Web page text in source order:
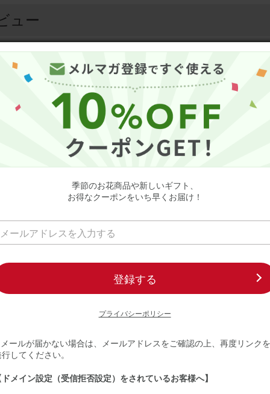
ュー
4.5
色合いが可愛いくて可憐な雰囲気。 ピンクのバラがチャームポイント
メント(ピンク) Sサイズ Happy Birthday カード付き
ユーザーさん
日に送りました。 とても綺麗で、そして可愛いです。 凄く喜んでいま
母さんに送りたいと思っています。
メント(黄色) Sサイズ Happy Birthday カード付き
季節のお花商品や新しいギフト、
お得なクーポンをいち早くお届け！
登録する
プライバシーポリシー
ールが届かない場合は、メールアドレスをご確認の上、再度リンクを
してください。
メイン設定（受信拒否設定）をされているお客様へ】